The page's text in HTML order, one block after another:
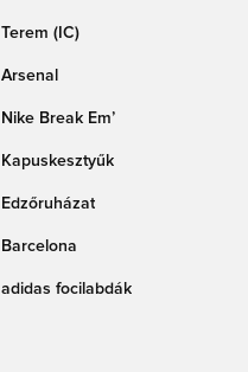
Terem (IC)
Arsenal
Nike Break Em’
Kapuskesztyűk
Edzőruházat
Barcelona
adidas focilabdák